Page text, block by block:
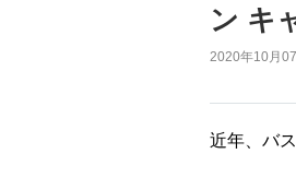
ン キ
2020年10月
近年、バ